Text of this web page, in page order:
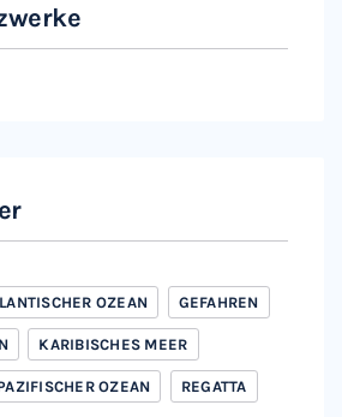
OZEAN GEFAHREN
KARIBISCHES MEER
OZEAN REGATTA